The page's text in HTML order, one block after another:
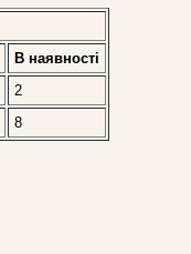
В наявностi
2
8